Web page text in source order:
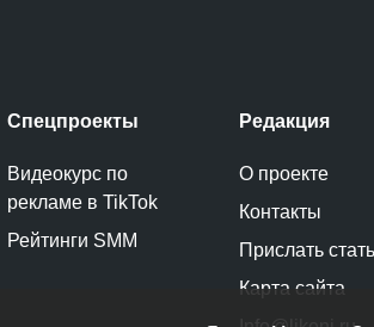
Спецпроекты
Видеокурс по
рекламе в TikTok
Рейтинги SMM
Редакция
О проекте
Контакты
Прислать
Карта сайта